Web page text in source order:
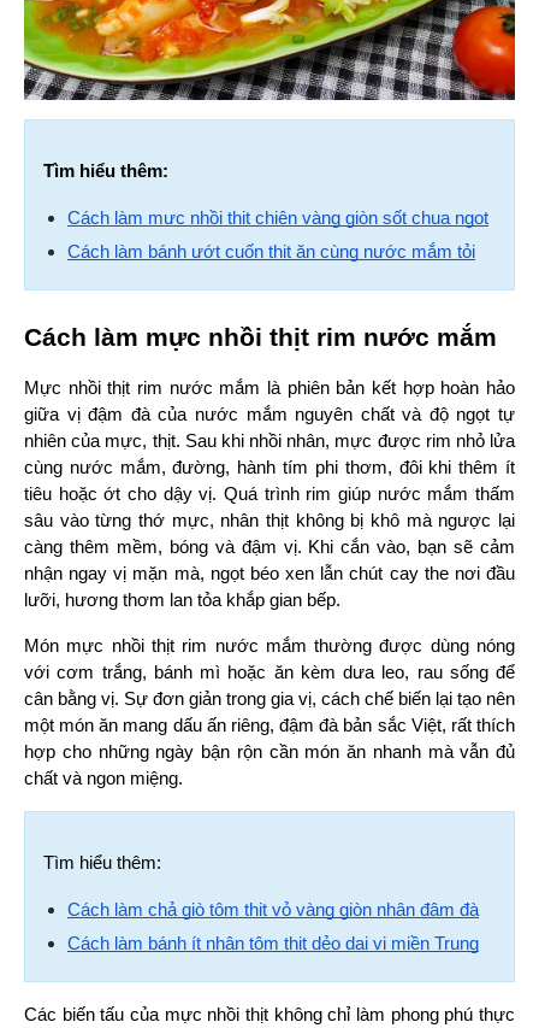
Tìm hiểu thêm:
Cách làm mực nhồi thịt chiên vàng giòn sốt chua ngọt
Cách làm bánh ướt cuốn thịt ăn cùng nước mắm tỏi
Cách làm mực nhồi thịt rim nước mắm
Mực nhồi thịt rim nước mắm là phiên bản kết hợp hoàn hảo
giữa vị đậm đà của nước mắm nguyên chất và độ ngọt tự
nhiên của mực, thịt. Sau khi nhồi nhân, mực được rim nhỏ lửa
cùng nước mắm, đường, hành tím phi thơm, đôi khi thêm ít
tiêu hoặc ớt cho dậy vị. Quá trình rim giúp nước mắm thấm
sâu vào từng thớ mực, nhân thịt không bị khô mà ngược lại
càng thêm mềm, bóng và đậm vị. Khi cắn vào, bạn sẽ cảm
nhận ngay vị mặn mà, ngọt béo xen lẫn chút cay the nơi đầu
lưỡi, hương thơm lan tỏa khắp gian bếp.
Món mực nhồi thịt rim nước mắm thường được dùng nóng
với cơm trắng, bánh mì hoặc ăn kèm dưa leo, rau sống để
cân bằng vị. Sự đơn giản trong gia vị, cách chế biến lại tạo nên
một món ăn mang dấu ấn riêng, đậm đà bản sắc Việt, rất thích
hợp cho những ngày bận rộn cần món ăn nhanh mà vẫn đủ
chất và ngon miệng.
Tìm hiểu thêm:
Cách làm chả giò tôm thịt vỏ vàng giòn nhân đậm đà
Cách làm bánh ít nhân tôm thịt dẻo dai vị miền Trung
Các biến tấu của mực nhồi thịt không chỉ làm phong phú thực